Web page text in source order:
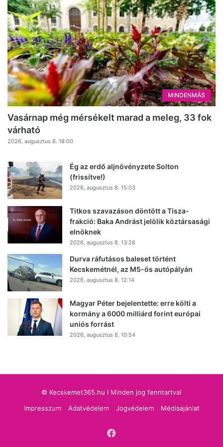
MINDENMÁS
Vasárnap még mérsékelt marad a meleg, 33 fok
várható
2026, augusztus 8. 18:00
Ég az erdő aljnövényzete Solton
(frissítve!)
2026, augusztus 8. 15:03
Titkos szavazáson döntött a Tisza-
frakció: Baka Andrást jelölik köztársasági
elnöknek
2026, augusztus 8. 13:28
Durva ráfutásos baleset történt
Kecskemétnél, az M5-ös autópályán
2026, augusztus 8. 12:14
Magyar Péter bejelentette: erre költi a
kormány a 6000 milliárd forint európai
uniós forrást
2026, augusztus 8. 10:54
© Kecskemet365.hu I Minden jog fenntartva!
Impresszum
Adatvédelem Jogvédelem Médiaajánlat
Facebook